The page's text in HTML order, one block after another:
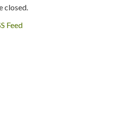
closed.
Feed